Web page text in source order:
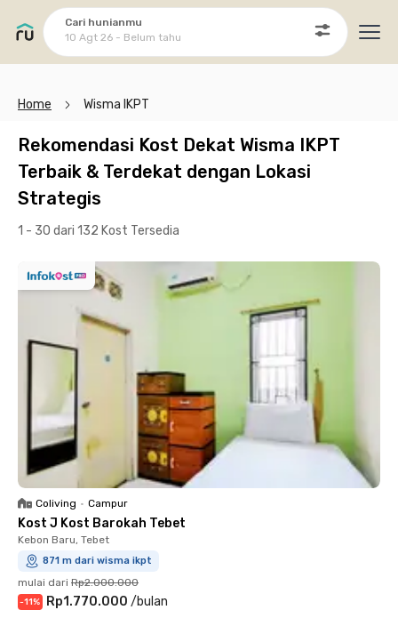
Cari hunianmu
10 Agt 26 - Belum tahu
Home Wisma IKPT
Rekomendasi Kost Dekat Wisma IKPT
Terbaik & Terdekat dengan Lokasi
Strategis
1 - 30 dari 132 Kost Tersedia
Coliving • Campur
Kost J Kost Barokah Tebet
Kebon Baru, Tebet
871 m dari wisma ikpt
mulai dari Rp2.000.000
-11% Rp1.770.000 /bulan